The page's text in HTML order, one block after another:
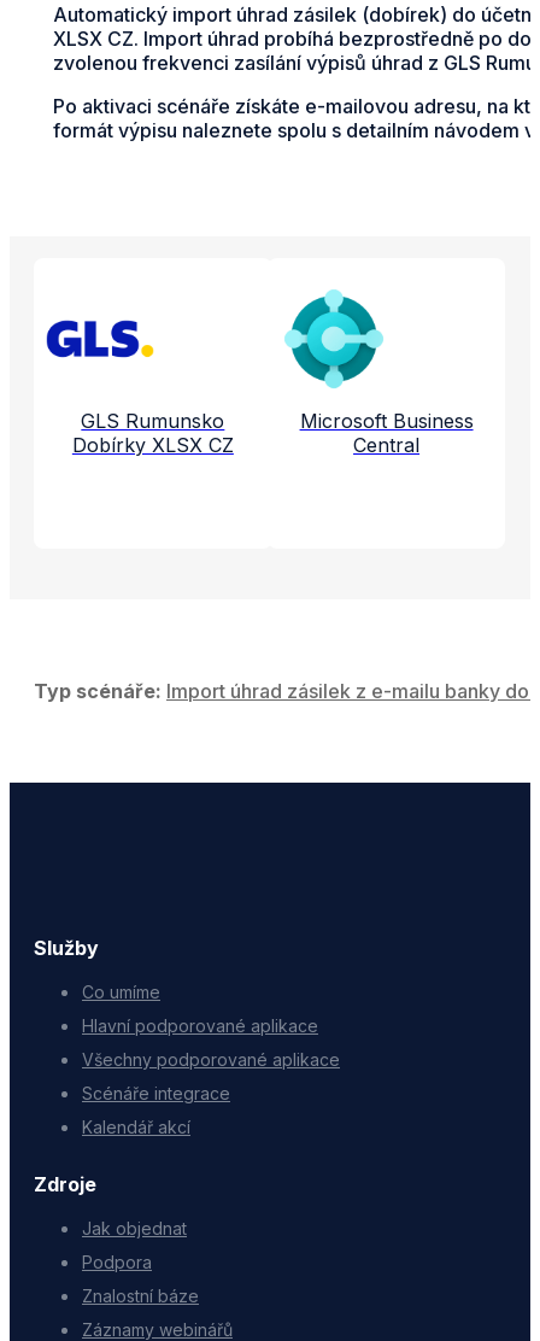
Automatický import úhrad zásilek (dobírek) do
XLSX CZ. Import úhrad probíhá bezprostředně po
zvolenou frekvenci zasílání výpisů úhrad z GLS
Po aktivaci scénáře získáte e-mailovou adresu, na
formát výpisu naleznete spolu s detailním návodem v
Propojené aplikace a služby
GLS Rumunsko
Dobírky XLSX CZ
Microsoft Business
Central
Typ scénáře: Import úhrad zásilek z e-mailu banky do
Služby
Co umíme
Hlavní podporované aplikace
Všechny podporované aplikace
Scénáře integrace
Kalendář akcí
Zdroje
Jak objednat
Podpora
Znalostní báze
Záznamy webinářů